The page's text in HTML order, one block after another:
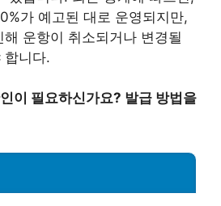
가 예고된 대로 운영되지만,
운항이 취소되거나 변경될
합니다.
이 필요하신가요? 발급 방법을